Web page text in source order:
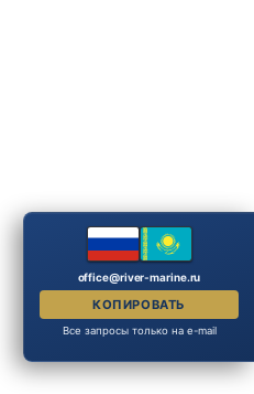
office@river-marine.ru
КОПИРОВАТЬ
Все запросы только на e-mail